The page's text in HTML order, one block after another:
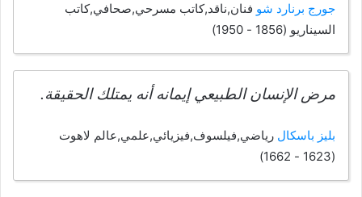
جورج برنارد شو فنان,ناقد,كاتب مسرحي,صحافي,كاتب
السيناريو (1856 - 1950)
مرض الإنسان الطبيعي إيمانه أنه يمتلك الحقيقة.
بليز باسكال رياضي,فيلسوف,فيزيائي,علمي,عالم لاهوت
(1623 - 1662)